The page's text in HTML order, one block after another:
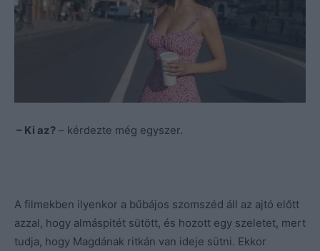
– Ki az? – kérdezte még egyszer.
A filmekben ilyenkor a bűbájos szomszéd áll az ajtó előtt
azzal, hogy almáspitét sütött, és hozott egy szeletet, mert
tudja, hogy Magdának ritkán van ideje sütni. Ekkor